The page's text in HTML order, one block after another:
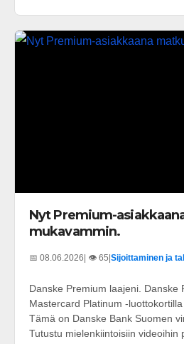
Nyt Premium-
mukavammin.
📅 08.06.2026 | 👁️ 65 Sijoittaminen ja
Danske Premium laajeni. Danske
Mastercard Platinum -
Tämä on Danske Bank Suomen
Tutustu mielenkiintoisiin videoihin